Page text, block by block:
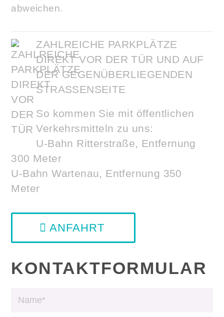
abweichen.
ZAHLREICHE PARKPLÄTZE
DIREKT VOR DER TÜR UND AUF
DER GEGENÜBERLIEGENDEN
STRASSENSEITE
So kommen Sie mit öffentlichen
Verkehrsmitteln zu uns:
U-Bahn Ritterstraße, Entfernung
300 Meter
U-Bahn Wartenau, Entfernung 350
Meter
ANFAHRT
KONTAKTFORMULAR